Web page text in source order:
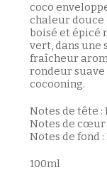
coco
chaleur douce
boisé et épicé
vert, dans une
fraîcheur
rondeur
cocooning.
Notes de tête :
Notes de cœur :
Notes de fond :
100ml